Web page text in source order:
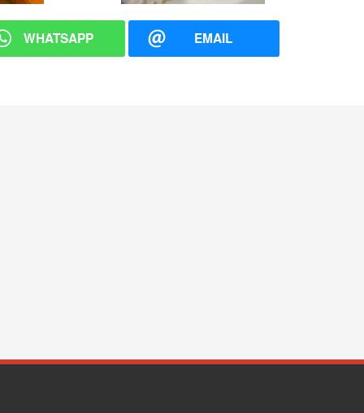
WHATSAPP EMAIL